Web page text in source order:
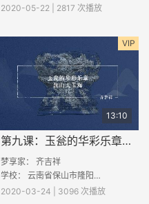
2020-05-22 | 2817 次播放
VIP
13:10
第九课：玉瓮的华彩乐章-渎山大玉海
梦享家： 齐吉祥
学校： 云南省保山市隆阳区丙麻中学
2020-03-24 | 3096 次播放